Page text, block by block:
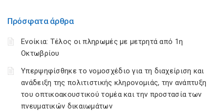
Πρόσφατα άρθρα
Ενοίκια: Τέλος οι πληρωμές με μετρητά από 1η
Οκτωβρίου
Υπερψηφίσθηκε το νομοσχέδιο για τη διαχείριση και
ανάδειξη της πολιτιστικής κληρονομιάς, την ανάπτυξη
του οπτικοακουστικού τομέα και την προστασία των
πνευματικών δικαιωμάτων